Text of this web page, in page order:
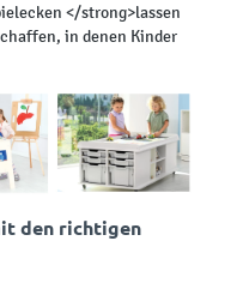
</strong>lassen
in denen Kinder
den richtigen